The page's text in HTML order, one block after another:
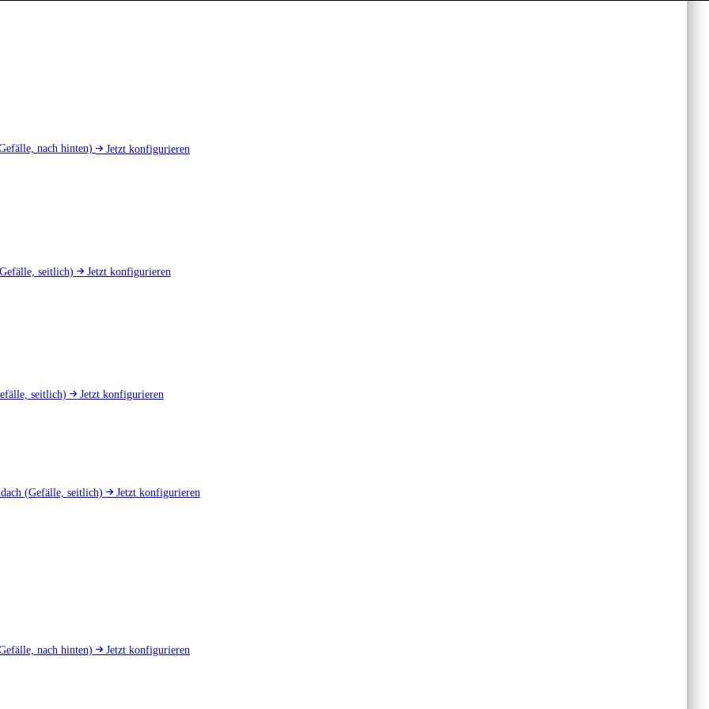
nach hinten) Jetzt konfigurieren
seitlich) Jetzt konfigurieren
seitlich) Jetzt konfigurieren
(Gefälle, seitlich) Jetzt konfigurieren
nach hinten) Jetzt konfigurieren